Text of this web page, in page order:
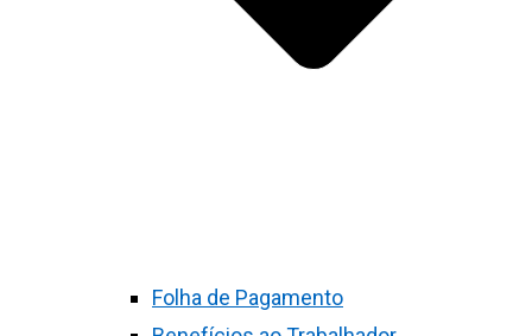
Folha de Pagamento